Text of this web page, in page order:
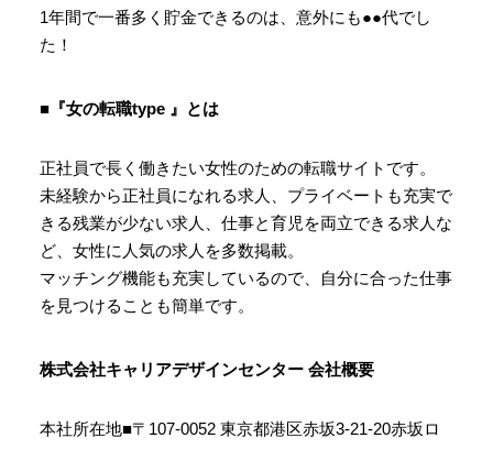
1年間で一番多く貯金できるのは、意外にも●●代でし
た！
■『女の転職type 』とは
正社員で長く働きたい女性のための転職サイトです。
未経験から正社員になれる求人、プライベートも充実で
きる残業が少ない求人、仕事と育児を両立できる求人な
ど、女性に人気の求人を多数掲載。
マッチング機能も充実しているので、自分に合った仕事
を見つけることも簡単です。
株式会社キャリアデザインセンター 会社概要
本社所在地■〒107-0052 東京都港区赤坂3-21-20赤坂ロ